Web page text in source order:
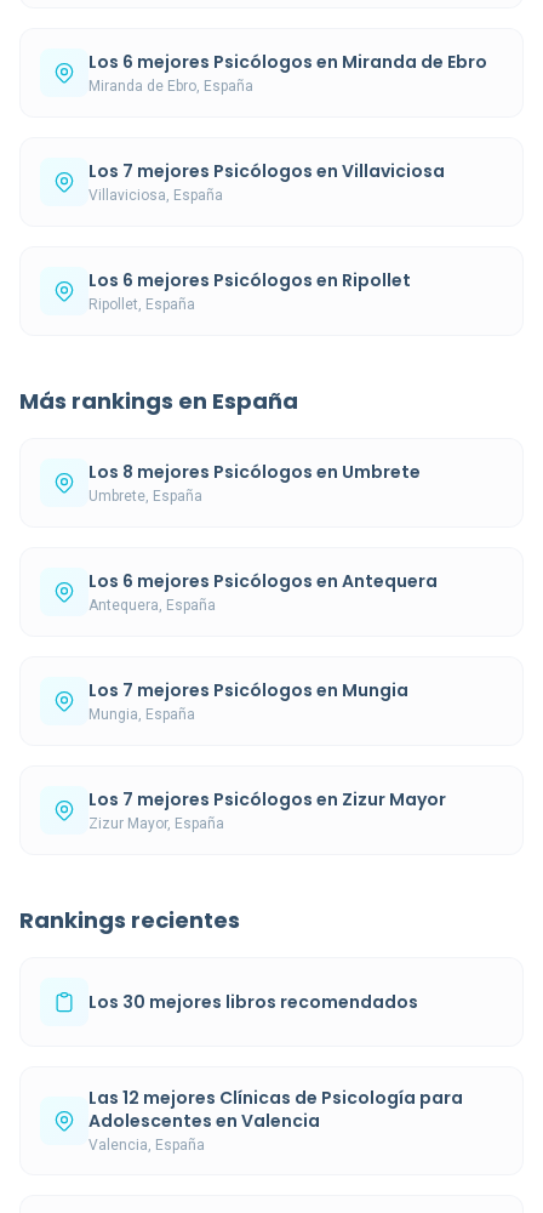
Los 6 mejores Psicólogos en Miranda de Ebro
Miranda de Ebro, España
Los 7 mejores Psicólogos en Villaviciosa
Villaviciosa, España
Los 6 mejores Psicólogos en Ripollet
Ripollet, España
Más rankings en España
Los 8 mejores Psicólogos en Umbrete
Umbrete, España
Los 6 mejores Psicólogos en Antequera
Antequera, España
Los 7 mejores Psicólogos en Mungia
Mungia, España
Los 7 mejores Psicólogos en Zizur Mayor
Zizur Mayor, España
Rankings recientes
Los 30 mejores libros recomendados
Las 12 mejores Clínicas de Psicología para
Adolescentes en Valencia
Valencia, España